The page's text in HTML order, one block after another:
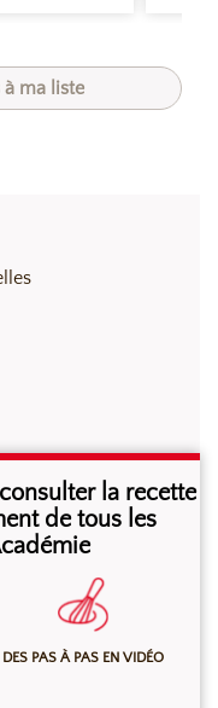
ma liste
la laisser reposer
la recette
de tous les
DES PAS À PAS EN VIDÉO